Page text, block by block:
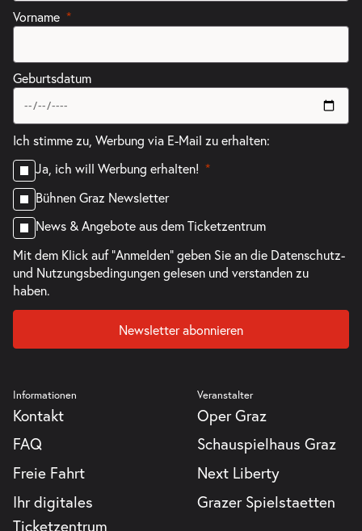
Vorname
Geburtsdatum
Ich stimme zu, Werbung via E-Mail zu erhalten:
Ja, ich will Werbung erhalten!
Bühnen Graz Newsletter
News & Angebote aus dem Ticketzentrum
Mit dem Klick auf "Anmelden" geben Sie an die Datenschutz-
und Nutzungsbedingungengelesen und verstanden zu
haben.
Newsletter abonnieren
Informationen
Kontakt
FAQ
Freie Fahrt
Ihr digitales
Ticketzentrum
Veranstalter
Oper Graz
Schauspielhaus Graz
Next Liberty
Grazer Spielstaetten